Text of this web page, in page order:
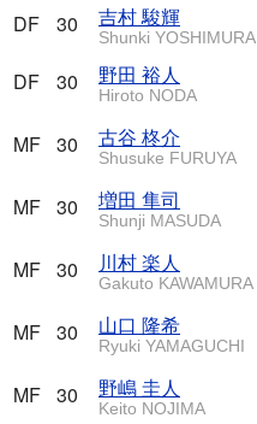
DF
30 吉村 駿輝
Shunki YOSHIMURA
DF 30 野田 裕人
Hiroto NODA
MF 30 古谷 柊介
Shusuke FURUYA
MF 30 増田 隼司
Shunji MASUDA
MF 30 川村 楽人
Gakuto KAWAMURA
MF 30 山口 隆希
Ryuki YAMAGUCHI
MF 30 野嶋 圭人
Keito NOJIMA